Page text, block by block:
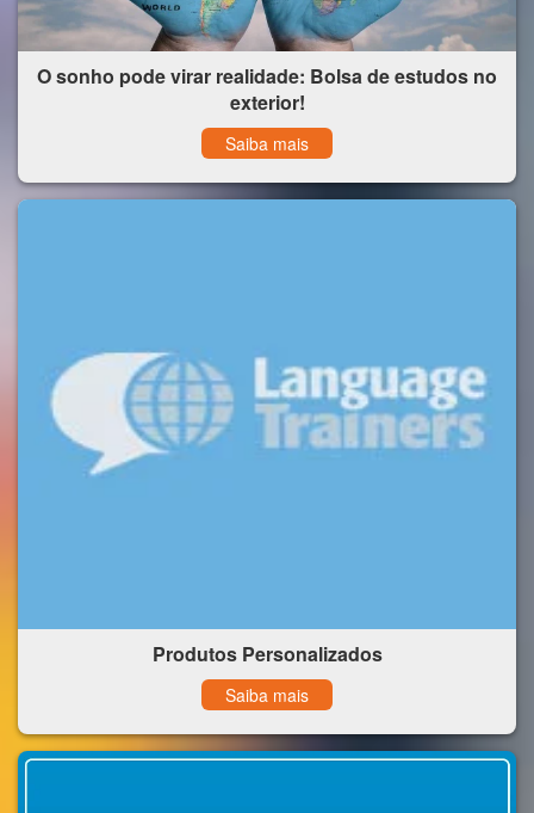
O sonho pode virar realidade: Bolsa de estudos no
exterior!
Saiba mais
Produtos Personalizados
Saiba mais